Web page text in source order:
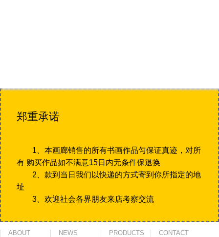
郑重承诺
1、本画廊销售的所有书画作品匀保证真迹，对所
有 购买作品如不满意15日内无条件保退换
2、款到当日我们以快递的方式寄到你所指定的地
址
3、欢迎社会各界朋友来店考察交流
ABOUT NEWS PRODUCTS CONTACT